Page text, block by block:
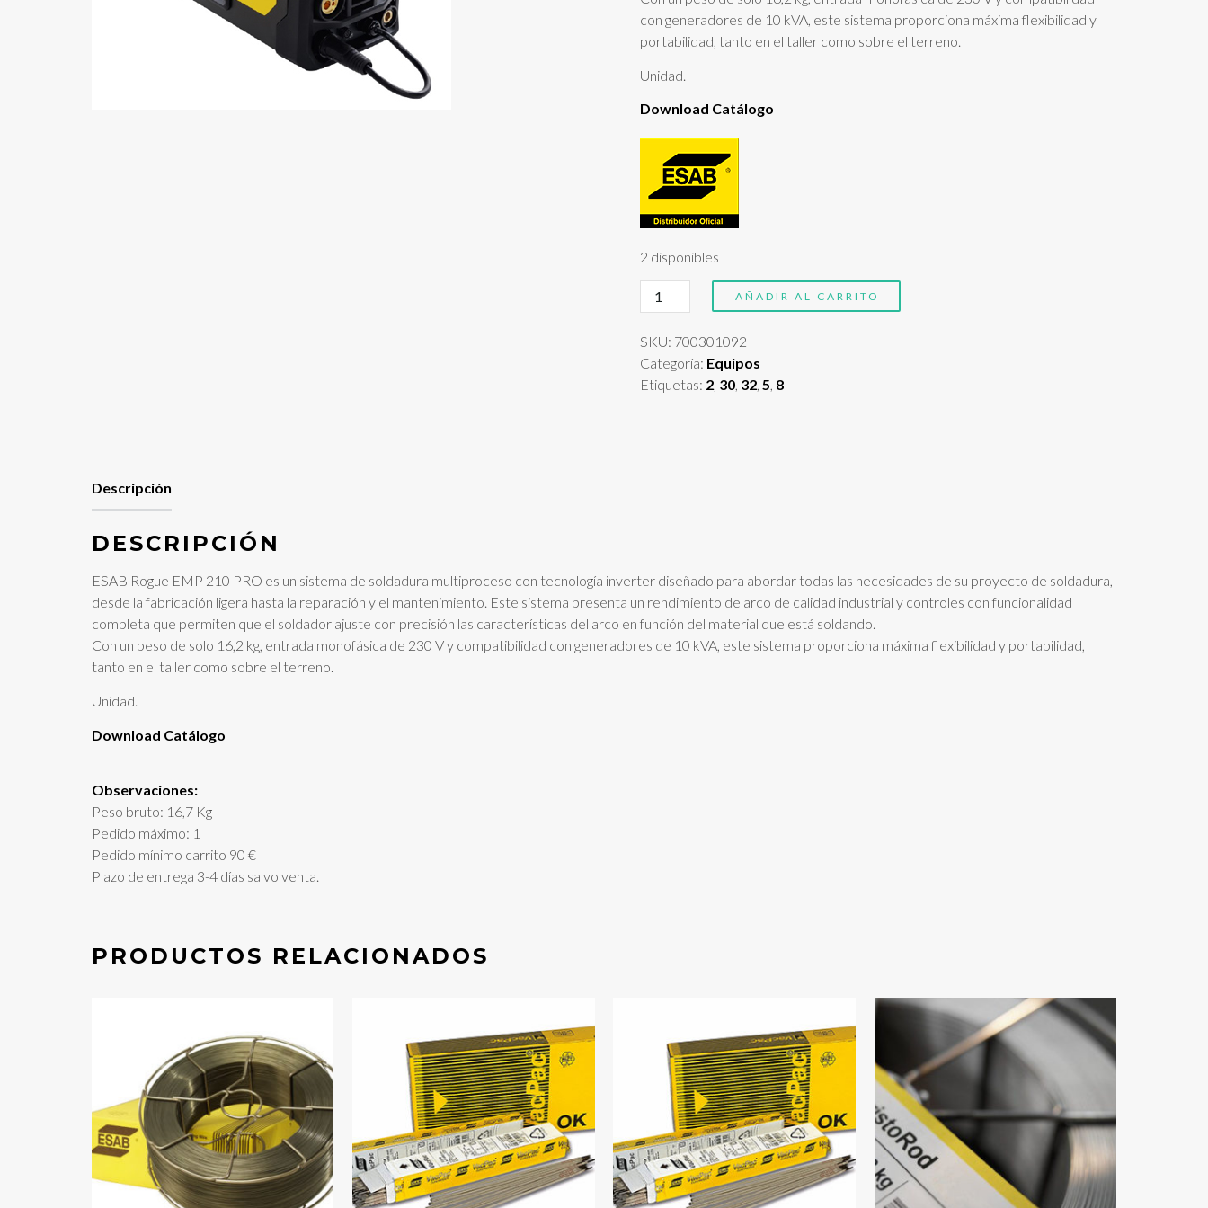
con generadores de 10 kVA, este sistema proporciona máxima flexibilidad y
portabilidad, tanto en el taller como sobre el terreno.
Unidad.
Download Catálogo
2 disponibles
Rogue
EMP
cantidad
AÑADIR AL CARRITO
SKU: 700301092
Categoría: Equipos
Etiquetas: 2 30 32 5 8
Descripción
DESCRIPCIÓN
ESAB Rogue EMP 210 PRO es un sistema de soldadura multiproceso con tecnología inverter diseñado para abordar todas las necesidades de su proyecto de soldadura,
desde la fabricación ligera hasta la reparación y el mantenimiento. Este sistema presenta un rendimiento de arco de calidad industrial y controles con funcionalidad
completa que permiten que el soldador ajuste con precisión las características del arco en función del material que está soldando.
Con un peso de solo 16,2 kg, entrada monofásica de 230 V y compatibilidad con generadores de 10 kVA, este sistema proporciona máxima flexibilidad y portabilidad,
tanto en el taller como sobre el terreno.
Unidad.
Download Catálogo
Observaciones:
Peso bruto: 16,7 Kg
Pedido máximo: 1
Pedido mínimo carrito 90 €
Plazo de entrega 3-4 días salvo venta.
PRODUCTOS RELACIONADOS